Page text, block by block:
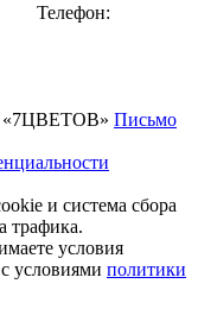
Телефон:
«7ЦВЕТОВ» Письмо
и система сбора
трафика.
условия
условиями политики